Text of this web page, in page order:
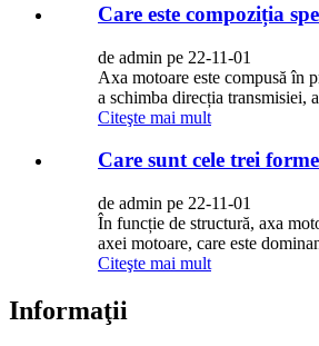
Care este compoziția
de admin pe 22-11-01
Axa motoare este compusă în
a schimba direcția transmisiei,
Citeşte mai mult
Care sunt cele trei
de admin pe 22-11-01
În funcție de structură, axa
axei motoare, care este
Citeşte mai mult
Informaţii